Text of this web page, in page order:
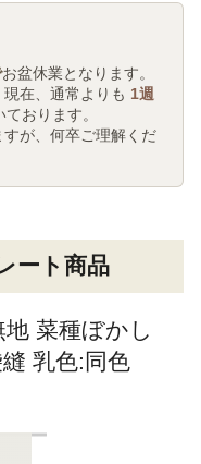
お盆休業となります。
在、通常よりも 1週
おります。
が、何卒ご理解くだ
ート商品
菜種ぼかし
乳色:同色